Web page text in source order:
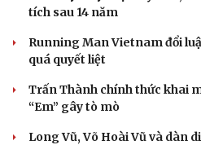
tích sau 14 năm
Running Man Vietnam đổi
quá quyết liệt
Trấn Thành chính thức khai
“Em” gây tò mò
Long Vũ, Võ Hoài Vũ và dàn